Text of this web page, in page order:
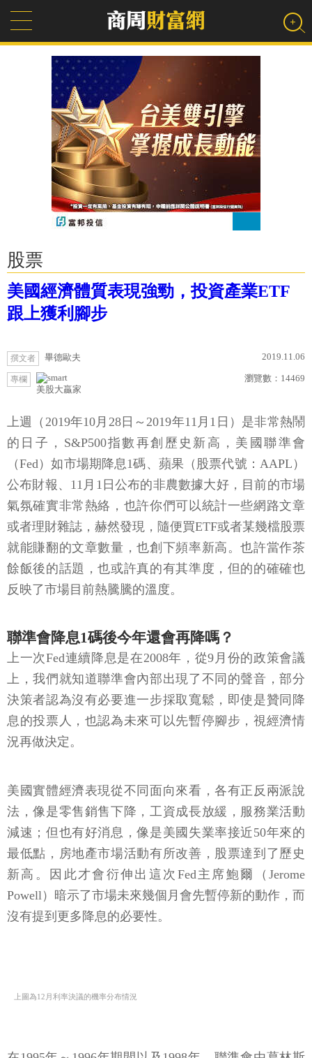
股票
美國經濟體質表現強勁，投資產業ETF
跟上獲利腳步
撰文者 畢德歐夫 2019.11.06
專欄
美股大贏家
瀏覽數： 14469
上週（2019年10月28日～2019年11月1日）是非常熱鬧
的日子，S&P500指數再創歷史新高，美國聯準會
（Fed）如市場期降息1碼、蘋果（股票代號：AAPL）
公布財報、11月1日公布的非農數據大好，目前的市場
氣氛確實非常熱絡，也許你們可以統計一些網路文章
或者理財雜誌，赫然發現，隨便買ETF或者某幾檔股票
就能賺翻的文章數量，也創下頻率新高。也許當作茶
餘飯後的話題，也或許真的有其準度，但的的確確也
反映了市場目前熱騰騰的溫度。
聯準會降息1碼後今年還會再降嗎？
上一次Fed連續降息是在2008年，從9月份的政策會議
上，我們就知道聯準會內部出現了不同的聲音，部分
決策者認為沒有必要進一步採取寬鬆，即使是贊同降
息的投票人，也認為未來可以先暫停腳步，視經濟情
況再做決定。
美國實體經濟表現從不同面向來看，各有正反兩派說
法，像是零售銷售下降，工資成長放緩，服務業活動
減速；但也有好消息，像是美國失業率接近50年來的
最低點，房地產市場活動有所改善，股票達到了歷史
新高。因此才會衍伸出這次Fed主席鮑爾（Jerome
Powell）暗示了市場未來幾個月會先暫停新的動作，而
沒有提到更多降息的必要性。
上圖為12月利率決議的機率分布情況